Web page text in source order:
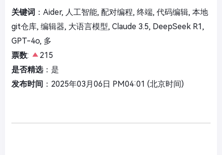
关键词 ：Aider, 人工智能, 配对编程, 终端, 代码编辑, 本地
git仓库, 编辑器, 大语言模型, Claude 3.5, DeepSeek R1,
GPT-4o, 多
票数:
215
是否精选：是
发布时间 ：2025年03月06日 PM04:01 (北京时间)